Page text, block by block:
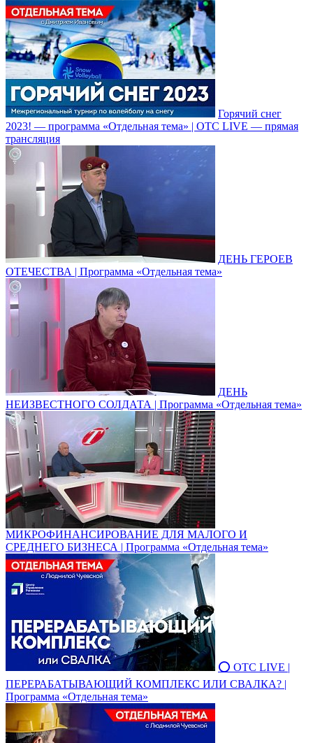
Горячий снег
2023! — программа «Отдельная тема» | ОТС LIVE — прямая
трансляция
ДЕНЬ ГЕРОЕВ
ОТЕЧЕСТВА | Программа «Отдельная тема»
ДЕНЬ
НЕИЗВЕСТНОГО СОЛДАТА | Программа «Отдельная тема»
МИКРОФИНАНСИРОВАНИЕ ДЛЯ МАЛОГО И
СРЕДНЕГО БИЗНЕСА | Программа «Отдельная тема»
⭕ ОТС LIVE |
ПЕРЕРАБАТЫВАЮЩИЙ КОМПЛЕКС ИЛИ СВАЛКА? |
Программа «Отдельная тема»